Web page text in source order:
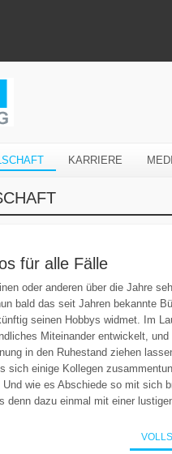
KARRIERE
für alle Fälle
oder anderen über die Jahre
bald das seit Jahren bekannte
seinen Hobbys widmet. Im
Miteinander entwickelt,
in den Ruhestand ziehen
sich einige Kollegen
wie es Abschiede so mit sich
denn dazu einmal mit einer